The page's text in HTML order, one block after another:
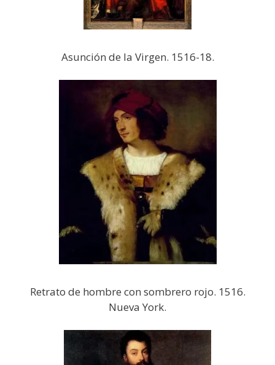
Asunción de la Virgen. 1516-18.
Retrato de hombre con sombrero rojo. 1516.
Nueva York.